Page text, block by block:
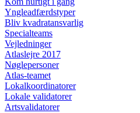
Yngleadfærdstyper
Bliv kvadratansvarlig
Specialteams
Vejledninger
Atlaslejre 2017
Nøglepersoner
Atlas-teamet
Lokalkoordinatorer
Lokale validatorer
Artsvalidatorer